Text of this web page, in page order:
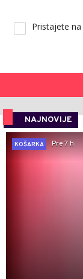
Pristajete na
NAJNOVIJE
KOŠARKA
Pre 7 h